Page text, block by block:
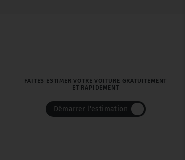
FAITES ESTIMER VOTRE VOITURE GRATUITEMENT
ET RAPIDEMENT
Démarrer l'estimation